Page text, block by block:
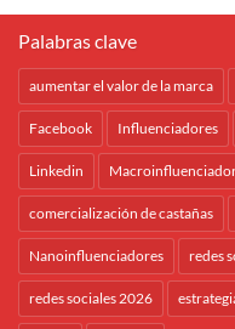
Palabras clave
aumentar el valor de la marca
Facebook Influenciadores
Linkedin
comercialización de castañas
Nanoinfluenciadores redes
redes sociales 2026